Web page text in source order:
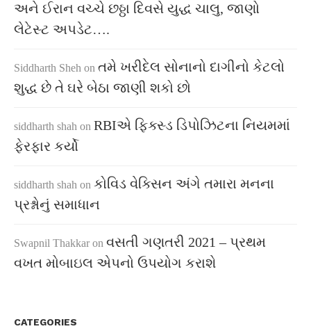
અને ઈરાન વચ્ચે છઠ્ઠા દિવસે યુદ્ધ ચાલુ, જાણો
લેટેસ્ટ અપડેટ….
Siddharth Sheh on તમે ખરીદેલ સોનાનો દાગીનો કેટલો
શુદ્ધ છે તે ઘરે બેઠા જાણી શકો છો
siddharth shah on RBIએ ફિક્સ્ડ ડિપોઝિટના નિયમમાં
ફેરફાર કર્યો
siddharth shah on કોવિડ વેક્સિન અંગે તમારા મનના
પ્રશ્નોનું સમાધાન
Swapnil Thakkar on વસતી ગણતરી 2021 – પ્રથમ
વખત મોબાઇલ એપનો ઉપયોગ કરાશે
CATEGORIES